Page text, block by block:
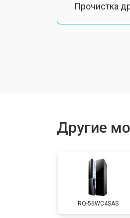
Прочистка
Замена
Замена
Другие
RQ-56WC4SAS